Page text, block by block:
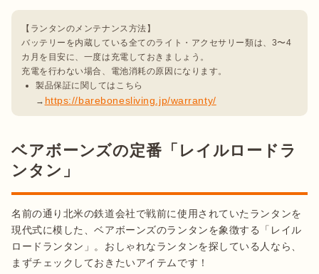
【ランタンのメンテナンス方法】
バッテリーを内蔵している全てのライト・アクセサリー類は、3〜4
カ月を目安に、一度は充電しておきましょう。
製品保証に関してはこちら
→ https://barebonesliving.jp/warranty/
ベアボーンズの定番「レイルロードラ
ンタン」
名前の通り北米の鉄道会社で戦前に使用されていたランタンを
現代式に模した、ベアボーンズのランタンを象徴する「レイル
ロードランタン」。おしゃれなランタンを探している人なら、
まずチェックしておきたいアイテムです！